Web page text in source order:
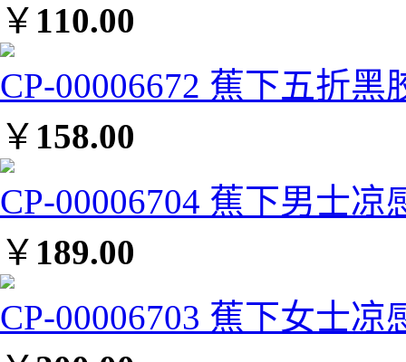
￥ 110.00
CP-00006672 蕉下五折黑
￥ 158.00
CP-00006704 蕉下男士
￥ 189.00
CP-00006703 蕉下女士